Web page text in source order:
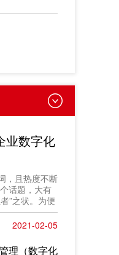
业数字化
，且热度不断
话题，大有
”之状。为便
凑个热闹，
识，就教于同
2021-02-05
理（数字化